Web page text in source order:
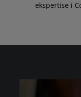
ekspertise i